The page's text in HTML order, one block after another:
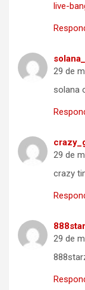
live-
29 de
solana
29 de
crazy
29 de